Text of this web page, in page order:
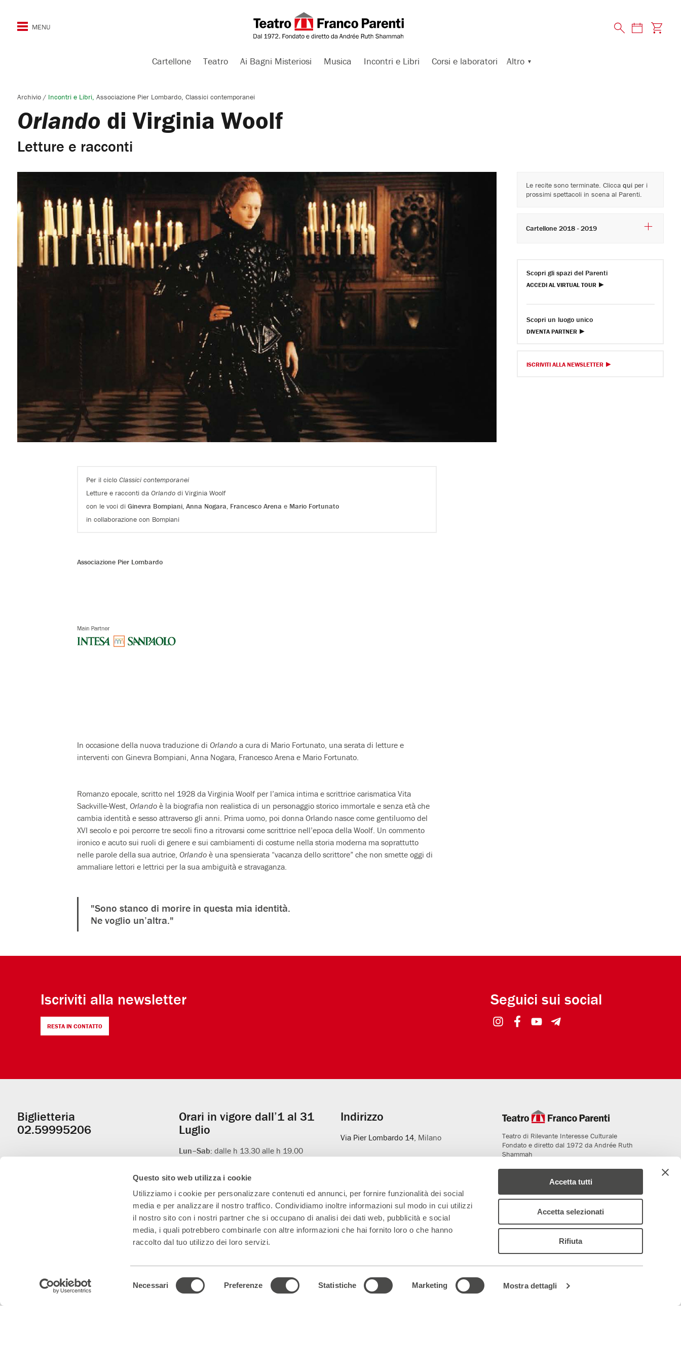
Questo sito web utilizza i cookie
Utilizziamo i cookie per personalizzare contenuti ed annunci, per fornire funzionalità dei social
media e per analizzare il nostro traffico. Condividiamo inoltre informazioni sul modo in cui utilizzi
il nostro sito con i nostri partner che si occupano di analisi dei dati web, pubblicità e social
media, i quali potrebbero combinarle con altre informazioni che hai fornito loro o che hanno
raccolto dal tuo utilizzo dei loro servizi.
Necessari Preferenze Statistiche Marketing Mostra dettagli
Accetta tutti
Accetta selezionati
Rifiuta
Cartellone Teatro Ai Bagni Misteriosi Musica Incontri e Libri Corsi e laboratori Altro
Archivio / Incontri e Libri Associazione Pier Lombardo Classici contemporanei
Orlando di Virginia Woolf
Letture e racconti
Per il cicloClassici contemporanei
Letture e racconti daOrlandodi Virginia Woolf
con le voci diGinevra Bompiani,Anna Nogara, Francesco Arenae Mario Fortunato
in collaborazione con Bompiani
Associazione Pier Lombardo
In occasione della nuova traduzione di Orlando a cura di Mario Fortunato, una serata di letture e
interventi con Ginevra Bompiani, Anna Nogara, Francesco Arena e Mario Fortunato.
Romanzo epocale, scritto nel 1928 da Virginia Woolf per l’amica intima e scrittrice carismatica Vita
Sackville-West, Orlando è la biografia non realistica di un personaggio storico immortale e senza età che
cambia identità e sesso attraverso gli anni. Prima uomo, poi donna Orlando nasce come gentiluomo del
XVI secolo e poi percorre tre secoli fino a ritrovarsi come scrittrice nell’epoca della Woolf. Un commento
ironico e acuto sui ruoli di genere e sui cambiamenti di costume nella storia moderna ma soprattutto
nelle parole della sua autrice, Orlando è una spensierata “vacanza dello scrittore” che non smette oggi di
ammaliare lettori e lettrici per la sua ambiguità e stravaganza.
"Sono stanco di morire in questa mia identità.
Ne voglio un’altra."
Le recite sono terminate. Clicca quiper i
prossimi spettacoli in scena al Parenti.
Cartellone 2018 - 2019
Scopri gli spazi del Parenti
ACCEDI AL VIRTUAL TOUR
Scopri un luogo unico
DIVENTA PARTNER
ISCRIVITI ALLA NEWSLETTER
Iscriviti alla newsletter
RESTA IN CONTATTO
Seguici sui social
Informazioni
utili
Biglietteria
02.59995206
Orari in vigore dall’1 al 31
Luglio
Lun–Sab: dalle h 13.30 alle h 19.00
Dom:apertura del solo botteghino un’ora
Indirizzo
Via Pier Lombardo 14 , Milano
Prenotazioni344.0101739
Teatro di Rilevante Interesse Culturale
Fondato e diretto dal 1972 da Andrée Ruth
Shammah
Aderiamo al progetto Media Partner